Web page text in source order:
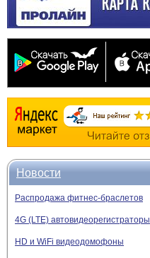
Новости
Распродажа фитнес-браслетов
4G (LTE) автовидеорегистраторы
HD и WiFi видеодомофоны